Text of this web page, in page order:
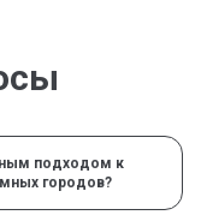
подходом к
городов?